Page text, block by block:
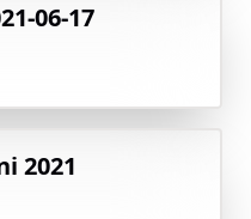
06-17
2021